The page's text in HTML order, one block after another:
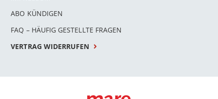
ABO KÜNDIGEN
FAQ – HÄUFIG GESTELLTE FRAGEN
VERTRAG WIDERRUFEN